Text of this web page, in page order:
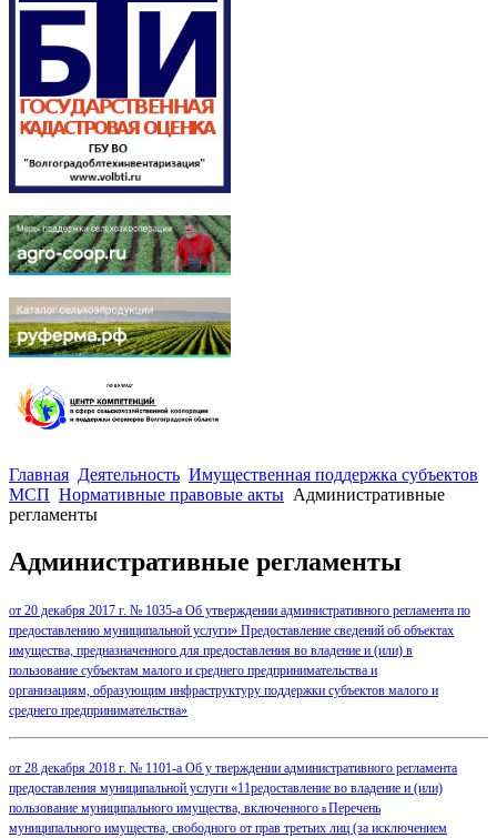
Главная Деятельность Имущественная поддержка субъектов
МСП Нормативные правовые акты Административные
регламенты
Административные регламенты
от 20 декабря 2017 г. № 1035-а Об утверждении административного регламента по
предоставлению муниципальной услуги» Предоставление сведений об объектах
имущества, предназначенного для предоставления во владение и (или) в
пользование субъектам малого и среднего предпринимательства и
организациям, образующим инфраструктуру поддержки субъектов малого и
среднего предпринимательства»
от 28 декабря 2018 г. № 1101-а Об у тверждении административного регламента
предоставления муниципальной услуги «11редоставление во владение и (или)
пользование муниципального имущества, включенного в Перечень
муниципального имущества, свободного от прав третьих лиц (за исключением